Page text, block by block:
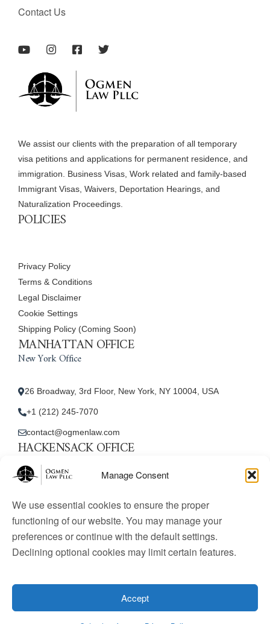
Manage Consent
We use essential cookies to ensure the proper
functioning of our website. You may manage your
preferences or continue with the default settings.
Declining optional cookies may limit certain features.
Accept
Contact Us
We assist our clients with the preparation of all temporary
visa petitions and applications for permanent residence, and
immigration. Business Visas, Work related and family-based
Immigrant Visas, Waivers, Deportation Hearings, and
Naturalization Proceedings.
POLICIES
Privacy Policy
Terms & Conditions
Legal Disclaimer
Cookie Settings
Shipping Policy (Coming Soon)
MANHATTAN OFFICE
New York Office
26 Broadway, 3rd Floor, New York, NY 10004, USA
+1 (212) 245-7070
contact@ogmenlaw.com
HACKENSACK OFFICE
New Jersey Office
contact@ogmenlaw.com
content is for informational purposes only and does not
constitute legal advice.